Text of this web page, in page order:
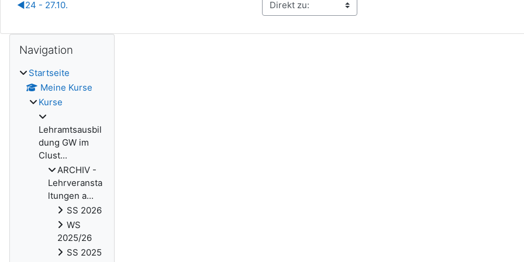
◀︎24 - 27.10.
Blöcke
Navigation
Startseite
Meine Kurse
Kurse
Lehramtsausbil
dung GW im
Clust...
ARCHIV -
Lehrveransta
ltungen a...
SS 2026
WS
2025/26
SS 2025